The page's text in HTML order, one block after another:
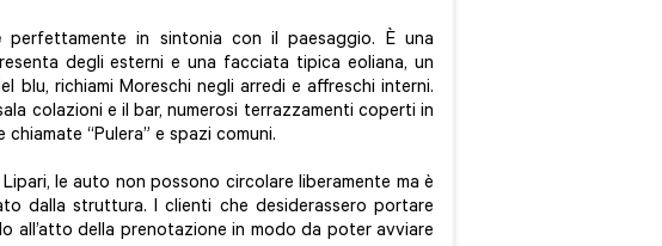
perfettamente in sintonia con il paesaggio. È una
degli esterni e una facciata tipica eoliana, un
blu, richiami Moreschi negli arredi e affreschi interni.
colazioni e il bar, numerosi terrazzamenti coperti in
“Pulera” e spazi comuni.
le auto non possono circolare liberamente ma è
dalla struttura. I clienti che desiderassero portare
all’atto della prenotazione in modo da poter avviare